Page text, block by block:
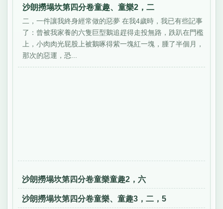
沙朗撈塌坎第四分卷童趣、童樂2，二
二，一件讓我終身經常做的惡夢 在我4歲時，我已有些記事
了：曾被我家養的六隻巨型鵝追趕得走投無路，跌趴在門檻
上，小肉肉光屁股上被鵝啄得紫一塊紅一塊，腫了半個月，
那次的惡運，恐...
沙朗撈塌坎第四分卷童樂童趣2，六
沙朗撈塌坎第四分卷童樂、童趣3，二，5